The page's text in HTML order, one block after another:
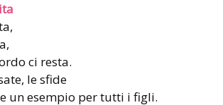
ci resta.
le sfide
un esempio per tutti i figli.